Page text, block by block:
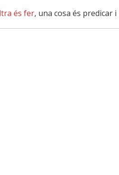
és fer, una cosa és predicar